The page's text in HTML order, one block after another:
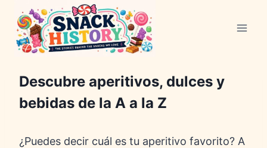
Contenido
Descubre aperitivos, dulces y
bebidas de la A a la Z
¿Puedes decir cuál es tu aperitivo favorito? A